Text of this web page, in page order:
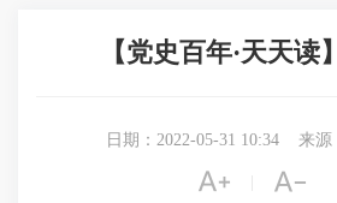
【党史百年·天天读
日期：2022-05-31 10:34 来源
 